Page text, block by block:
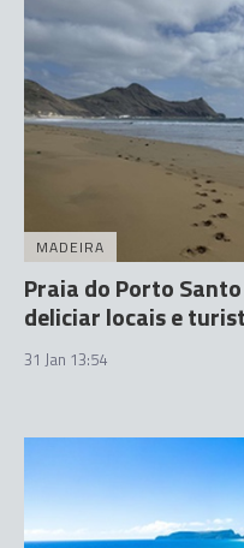
MADEIRA
Praia do Porto
deliciar locais e
31 Jan 13:54